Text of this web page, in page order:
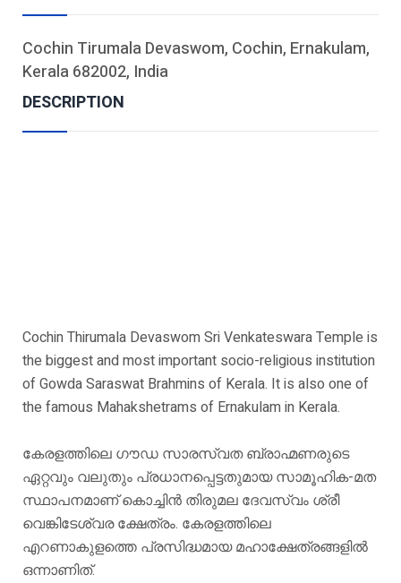
Cochin Tirumala Devaswom, Cochin, Ernakulam,
Kerala 682002, India
DESCRIPTION
Cochin Thirumala Devaswom Sri Venkateswara Temple is
the biggest and most important socio-religious institution
of Gowda Saraswat Brahmins of Kerala. It is also one of
the famous Mahakshetrams of Ernakulam in Kerala.
കേരളത്തിലെ ഗൗഡ സാരസ്വത ബ്രാഹ്മണരുടെ
ഏറ്റവും വലുതും പ്രധാനപ്പെട്ടതുമായ സാമൂഹിക-മത
സ്ഥാപനമാണ് കൊച്ചിൻ തിരുമല ദേവസ്വം ശ്രീ
വെങ്കിടേശ്വര ക്ഷേത്രം. കേരളത്തിലെ
എറണാകുളത്തെ പ്രസിദ്ധമായ മഹാക്ഷേത്രങ്ങളിൽ
ഒന്നാണിത്.